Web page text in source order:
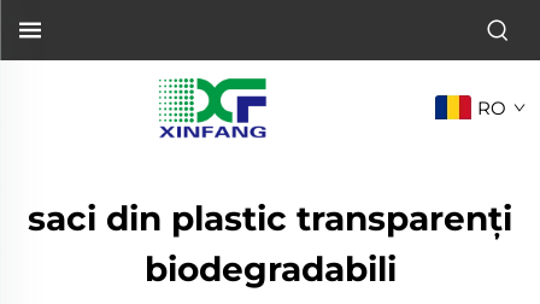
RO
saci din plastic transparenți
biodegradabili